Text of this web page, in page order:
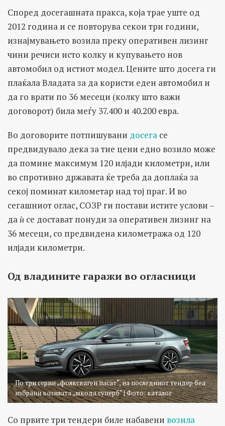
Според досегашната пракса, која трае уште од
2012 година и се повторува секои три години,
изнајмувањето возила преку оперативен лизинг
чини речиси исто колку и купувањето нов
автомобил од истиот модел. Цените што досега ги
плаќала Владата за да користи еден автомобил и
да го врати по 36 месеци (колку што важи
договорот) била меѓу 37.400 и 40.200 евра.
Во договорите потпишувани досега се
предвидувало дека за тие цени едно возило може
да помине максимум 120 илјади километри, или
во спротивно државата ќе треба да доплаќа за
секој поминат километар над тој праг. И во
сегашниот оглас, СОЗР ги постави истите услови –
да ѝ се достават понуди за оперативен лизинг на
36 месеци, со предвидена километража од 120
илјади километри.
Од владините гаражи во огласници
По три серии „фолксваген пасат“, на последниот тендер беа
избрани возилата „шкода суперб“ | Фото: каталог
Со првите три тендери биле набавени возила